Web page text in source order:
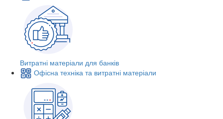
Витратні матеріали для банків
Офісна техніка та витратні матеріали